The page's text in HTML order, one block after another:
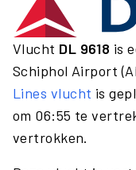
Vlucht DL 9618 is
Schiphol Airport
Lines vlucht is
om 06:55 te
vertrokken.